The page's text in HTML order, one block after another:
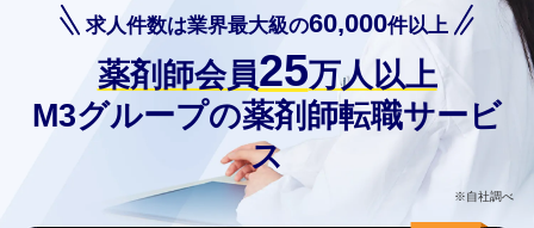
求人件数は業界最大級の60,000件以上
薬剤師会員25万人以上
M3グループの薬剤師転職サービ
ス
※自社調べ